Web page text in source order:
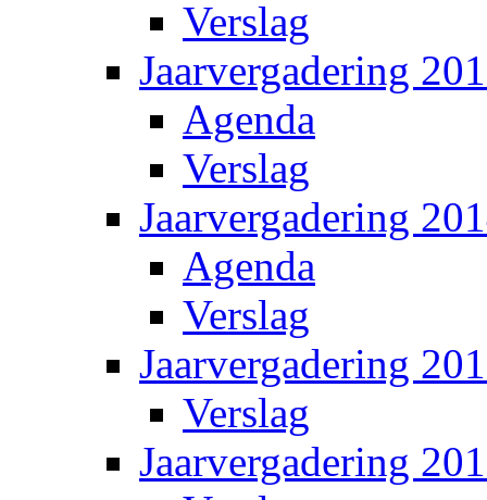
Verslag
Jaarvergadering
Agenda
Verslag
Jaarvergadering
Agenda
Verslag
Jaarvergadering
Verslag
Jaarvergadering